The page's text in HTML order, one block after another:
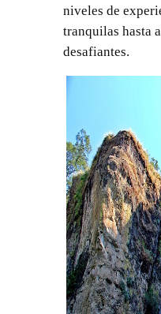
niveles de
tranquilas hasta
desafiantes.